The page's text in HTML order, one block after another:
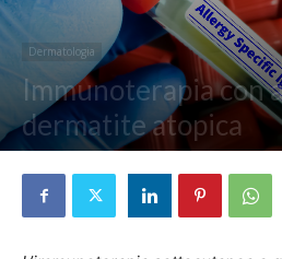
Dermatologia
Immunoterapia con
dermatite atopica